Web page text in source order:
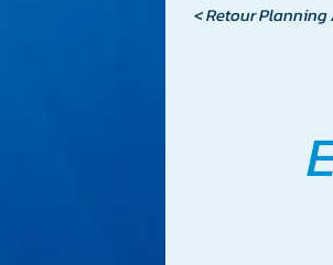
< Retour Planning